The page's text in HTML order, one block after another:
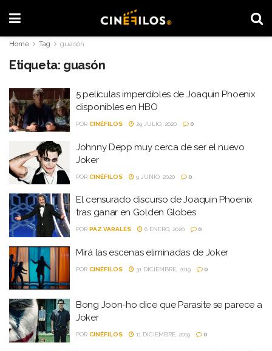
Home Tag guasón
Etiqueta: guasón
5 películas imperdibles de Joaquin Phoenix
disponibles en HBO
POR CINÉFILOS 29 JULIO, 2020 0
Johnny Depp muy cerca de ser el nuevo
Joker
POR CINÉFILOS 9 JUNIO, 2020 0
El censurado discurso de Joaquin Phoenix
tras ganar en Golden Globes
POR PAZ VARALES 6 ENERO, 2020 0
Mirá las escenas eliminadas de Joker
POR CINÉFILOS 31 DICIEMBRE, 2019 0
Bong Joon-ho dice que Parasite se parece a
Joker
POR CINÉFILOS 11 DICIEMBRE, 2019 0